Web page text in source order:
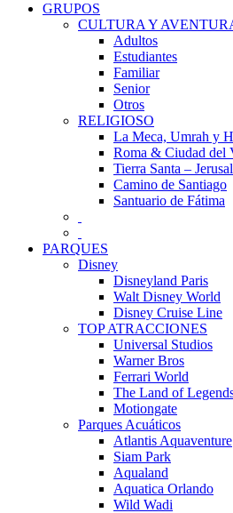
GRUPOS
CULTURA Y
Adultos
Estudiantes
Familiar
Senior
Otros
RELIGIOSO
La Meca, Umrah y
Roma & Ciudad del
Tierra Santa –
Camino de Santiago
Santuario de Fátima
PARQUES
Disney
Disneyland Paris
Walt Disney World
Disney Cruise Line
TOP ATRACCIONES
Universal Studios
Warner Bros
Ferrari World
The Land of
Motiongate
Parques Acuáticos
Atlantis Aquaventure
Siam Park
Aqualand
Aquatica Orlando
Wild Wadi